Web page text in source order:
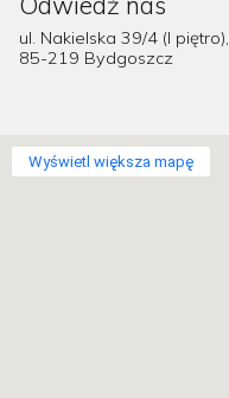
ul. Nakielska 39/4 (I piętro),
85-219 Bydgoszcz
Wyświetl większa mapę